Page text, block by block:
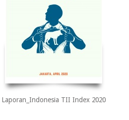
Laporan_Indonesia TII Index 2020